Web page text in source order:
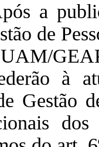
a
de
à
Gestão